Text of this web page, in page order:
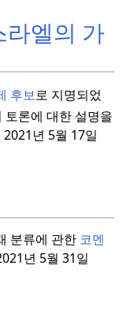
라엘의 가
후보로 지명되었
토론에 대한 설명을
2021년 5월 17일
분류에 관한 코멘
년 5월 31일